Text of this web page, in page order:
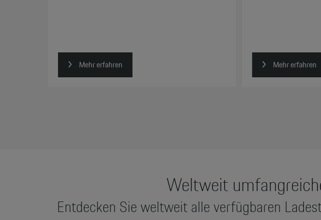
Mehr erfahren Mehr erfahren
Weltweit
Entdecken Sie weltweit alle verfügbaren